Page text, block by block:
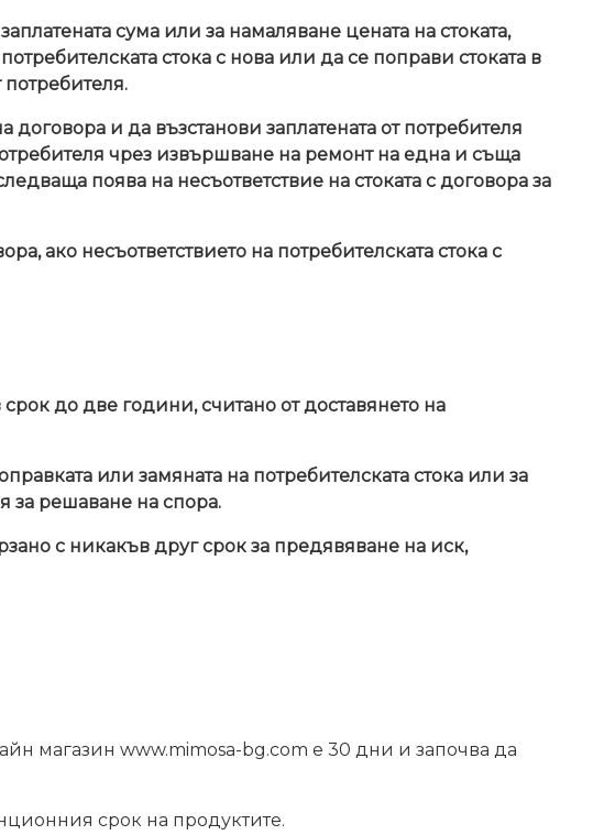
сума или за намаляване цената на стоката,
стока с нова или да се поправи стоката в
и да възстанови заплатената от потребителя
чрез извършване на ремонт на една и съща
поява на несъответствие на стоката с договора за
ако несъответствието на потребителската стока с
до две години, считано от доставянето на
или замяната на потребителската стока или за
за решаване на спора.
с никакъв друг срок за предявяване на иск,
магазин www.mimosa-bg.com е 30 дни и започва да
срок на продуктите.